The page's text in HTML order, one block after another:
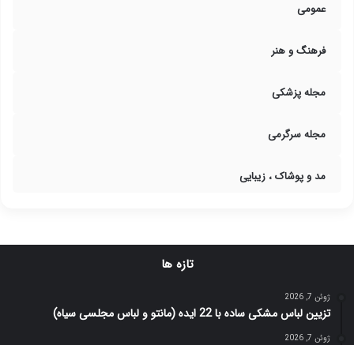
عمومی
فرهنگ و هنر
مجله پزشکی
مجله سرگرمی
مد و پوشاک ، زیبایی
تازه ها
ژوئن 7, 2026
تزیین لباس مشکی ساده با 22 ایده (مانتو و لباس مجلسی سیاه)
ژوئن 7, 2026